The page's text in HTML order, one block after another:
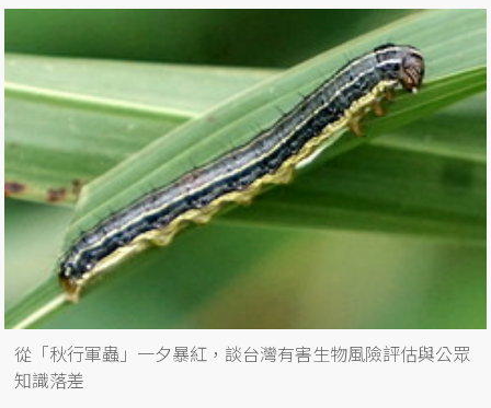
從「秋行軍蟲」一夕暴紅，談台灣有害生物風險評估與公眾
知識落差